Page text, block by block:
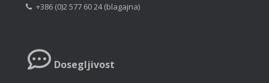
+386 (0)2 577 60 24 (blagajna)
Dosegljivost